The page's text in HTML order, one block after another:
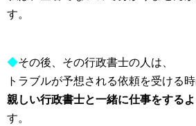
す。
◆その後、その行政書士の人は、
トラブルが予想される依頼を受ける時
親しい行政書士と一緒に仕事をする
す。